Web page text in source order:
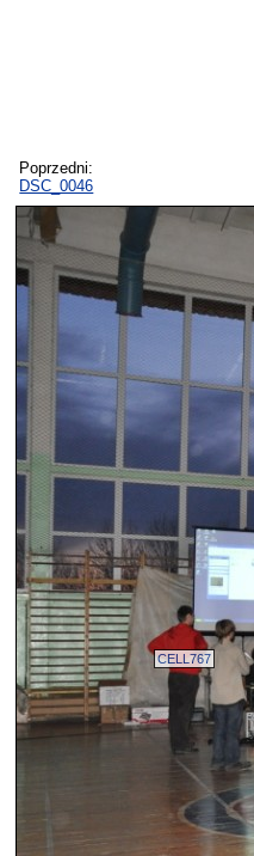
Poprzedni:
DSC_0046
CELL767